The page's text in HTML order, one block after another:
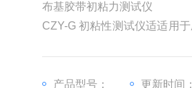
布基胶带初粘力测试仪
CZY-G 初粘性测试仪适适用
产品型号： 更新时间